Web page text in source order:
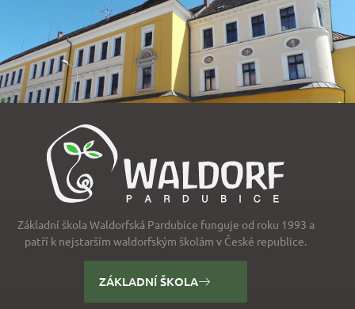
Základní škola Waldorfská Pardubice funguje od roku 1993 a
patří k nejstarším waldorfským školám v České republice.
ZÁKLADNÍ ŠKOLA